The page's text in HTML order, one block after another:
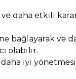
daha etkili
bağlayarak ve
olabilir.
iyi